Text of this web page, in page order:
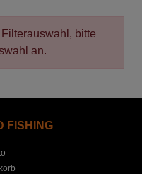
bitte
an.
FISHING